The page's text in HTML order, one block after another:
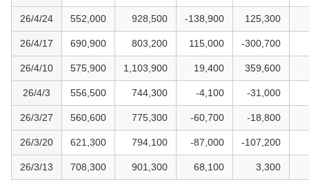
26/4/24 552,000 928,500 -138,900 125,300
26/4/17 690,900 803,200 115,000 -300,700
26/4/10 575,900 1,103,900 19,400 359,600
26/4/3 556,500 744,300 -4,100 -31,000
26/3/27 560,600 775,300 -60,700 -18,800
26/3/20 621,300 794,100 -87,000 -107,200
26/3/13 708,300 901,300 68,100 3,300